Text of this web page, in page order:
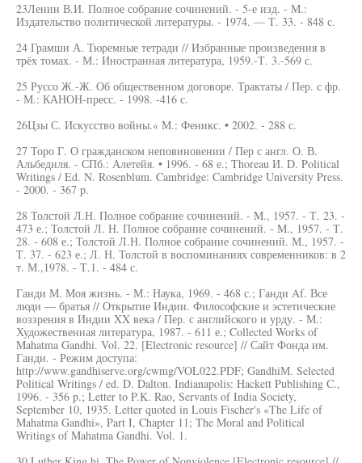
23Ленин В.И. Полное собрание сочинений. - 5-е изд. - М.:
Издательство политической литературы. - 1974. — Т. 33. - 848 с.
24 Грамши А. Тюремные тетради // Избранные произведения в
трёх томах. - М.: Иностранная литература, 1959.-Т. 3.-569 с.
25 Руссо Ж.-Ж. Об общественном договоре. Трактаты / Пер. с фр.
- М.: КАНОН-пресс. - 1998. -416 с.
26Цзы С. Искусство войны.« М.: Феникс. • 2002. - 288 с.
27 Торо Г. О гражданском неповиновении / Пер с англ. О. В.
Альбедиля. - СПб.: Алетейя. • 1996. - 68 е.; Thoreau И. D. Political
Writings / Ed. N. Rosenblum. Cambridge: Cambridge University Press.
- 2000. - 367 p.
28 Толстой Л.Н. Полное собрание сочинений. - M., 1957. - Т. 23. -
473 е.; Толстой Л. Н. Полное собрание сочинений. - М., 1957. - Т.
28. - 608 е.; Толстой Л.Н. Полное собрание сочинений. М., 1957. -
Т. 37. - 623 е.; Л. Н. Толстой в воспоминаниях современников: в 2
т. М.,1978. - Т.1. - 484 с.
Ганди М. Моя жизнь. - М.: Наука, 1969. - 468 с.; Ганди Af. Все
люди — братья // Открытие Индии. Философские и эстетические
воззрения в Индии XX века / Пер. с английского и урду. - М.:
Художественная литература, 1987. - 611 е.; Collected Works of
Mahatma Gandhi. Vol. 22. [Electronic resource] // Сайт Фонда им.
Ганди. - Режим доступа:
http://www.gandhiserve.org/cwmg/VOL022.PDF; GandhiМ. Selected
Political Writings / ed. D. Dalton. Indianapolis: Hackett Publishing C.,
1996. - 356 p.; Letter to P.K. Rao, Servants of India Society,
September 10, 1935. Letter quoted in Louis Fischer's «The Life of
Mahatma Gandhi», Part I, Chapter 11; The Moral and Political
Writings of Mahatma Gandhi. Vol. 1.